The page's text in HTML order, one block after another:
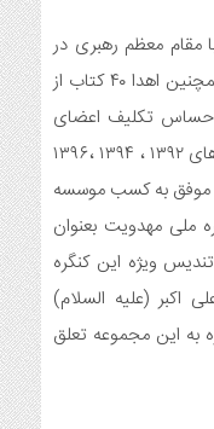
فجر انقلاب اسلامی و
مردمی نغمه های
ایتام اندیمشک در شب
شعبه نغمه های عشق در ۱۱۰ منطقه شهر و روستای
و طرح خانه های نور،
مقام معظم رهبری در
سالهای ۱۳۹۳ ، ۱۳۹۷ و ۱۳۹۸ میباشد، همچنین اهدا ۴۰ کتاب از
تکلیف اعضای
این مجموعه را دوچندان نمود. در سال های ۱۳۹۲ ، ۱۳۹۴ ،۱۳۹۶
موفق به کسب موسسه
در سال ۱۳۹۲ در کنگره ملی مهدویت بعنوان
ویژه این کنگره
(علیه السلام)
به این مجموعه تعلق